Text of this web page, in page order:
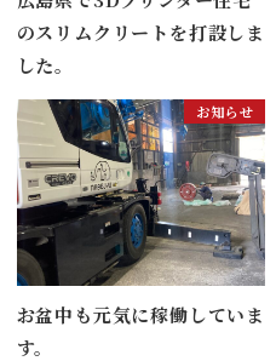
のスリムクリートを打設しま
した。
お知らせ
お盆中も元気に稼働していま
す。